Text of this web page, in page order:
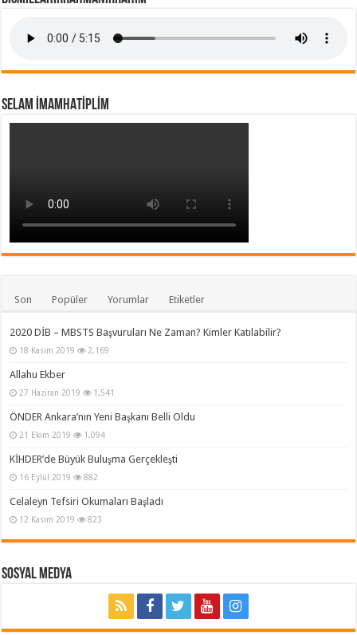
SELAM İMAMHATİPLİM
Son Popüler Yorumlar Etiketler
2020 DİB – MBSTS Başvuruları Ne Zaman? Kimler Katılabilir?
18 Kasım 2019 2,169
Allahu Ekber
27 Haziran 2019 1,541
ÖNDER Ankara’nın Yeni Başkanı Belli Oldu
21 Ekim 2019 1,094
KİHDER’de Büyük Buluşma Gerçekleşti
16 Eylül 2019 882
Celaleyn Tefsiri Okumaları Başladı
12 Kasım 2019 823
Sosyal Medya